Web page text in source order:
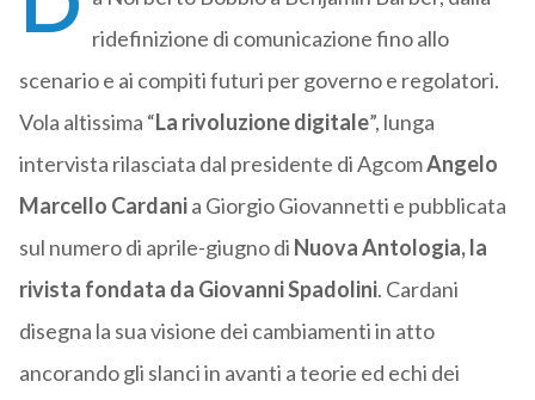
ridefinizione di comunicazione fino allo
scenario e ai compiti futuri per governo e regolatori.
Vola altissima “La rivoluzione digitale”, lunga
intervista rilasciata dal presidente di AgcomAngelo
Marcello Cardania Giorgio Giovannetti e pubblicata
sul numero di aprile-giugno di Nuova Antologia, la
rivista fondata da Giovanni Spadolini. Cardani
disegna la sua visione dei cambiamenti in atto
ancorando gli slanci in avanti a teorie ed echi dei